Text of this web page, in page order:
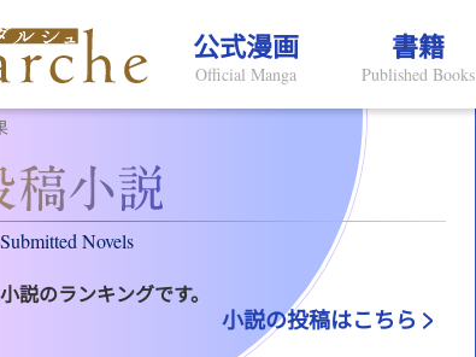
公式漫画
Official Manga
書籍
Published Books
Submitted Novels
説のランキングです。
小説の投稿はこちら